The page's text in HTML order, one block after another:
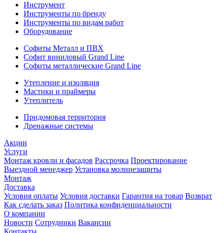
Инструмент
Инструменты по бренду
Инструменты по видам работ
Оборудование
Софиты Металл и ПВХ
Софит виниловый Grand Line
Софиты металлические Grand Line
Утепление и изоляция
Мастики и праймеры
Утеплитель
Придомовая территория
Дренажные системы
Акции
Услуги
Монтаж кровли и фасадов Рассрочка Проектирование
Выездной менеджер Установка молниезащиты
Монтаж
Доставка
Условия оплаты Условия доставки Гарантия на товар Возврат
Как сделать заказ Политика конфиденциальности
О компании
Новости Сотрудники Вакансии
Контакты